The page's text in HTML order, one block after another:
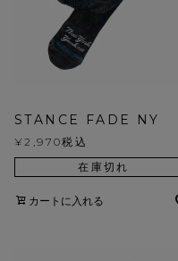
STANCE FADE NY
¥ 2,970税込
在庫切れ
カートに入れる